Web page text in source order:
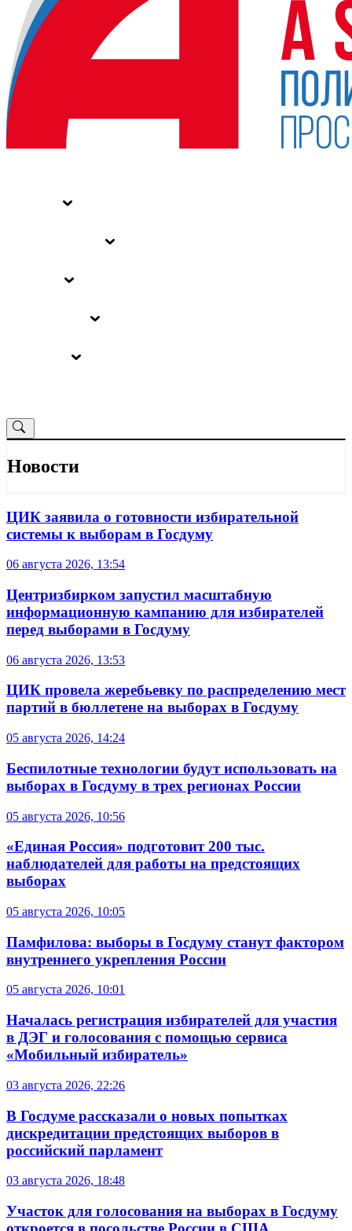
Новости
ЦИК заявила о готовности избирательной
системы к выборам в Госдуму
06 августа 2026, 13:54
Центризбирком запустил масштабную
информационную кампанию для избирателей
перед выборами в Госдуму
06 августа 2026, 13:53
ЦИК провела жеребьевку по распределению мест
партий в бюллетене на выборах в Госдуму
05 августа 2026, 14:24
Беспилотные технологии будут использовать на
выборах в Госдуму в трех регионах России
05 августа 2026, 10:56
«Единая Россия» подготовит 200 тыс.
наблюдателей для работы на предстоящих
выборах
05 августа 2026, 10:05
Памфилова: выборы в Госдуму станут фактором
внутреннего укрепления России
05 августа 2026, 10:01
Началась регистрация избирателей для участия
в ДЭГ и голосования с помощью сервиса
«Мобильный избиратель»
03 августа 2026, 22:26
В Госдуме рассказали о новых попытках
дискредитации предстоящих выборов в
российский парламент
03 августа 2026, 18:48
Участок для голосования на выборах в Госдуму